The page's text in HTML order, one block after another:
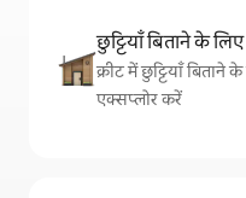
छुट्टियाँ बिताने के
क्रीट में छुट्टियाँ बिताने
एक्सप्लोर करें